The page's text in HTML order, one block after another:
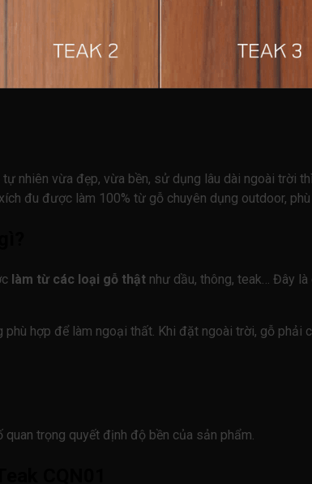
nhiên vừa đẹp, vừa bền, sử dụng lâu dài ngoài trời
đu được làm 100% từ gỗ chuyên dụng outdoor,
làm từ các loại gỗ thật như dầu, thông, teak… Đây
phù hợp để làm ngoại thất. Khi đặt ngoài trời, gỗ phải
trọng quyết định độ bền của sản phẩm.